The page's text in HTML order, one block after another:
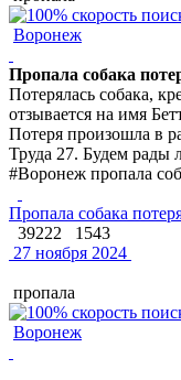
Воронеж
Пропала собака
Потерялась собака,
отзывается на имя
Потеря произошла в
Труда 27. Будем
#Воронеж пропала
Пропала собака
39222
1543
27 ноября 2024
пропала
Воронеж